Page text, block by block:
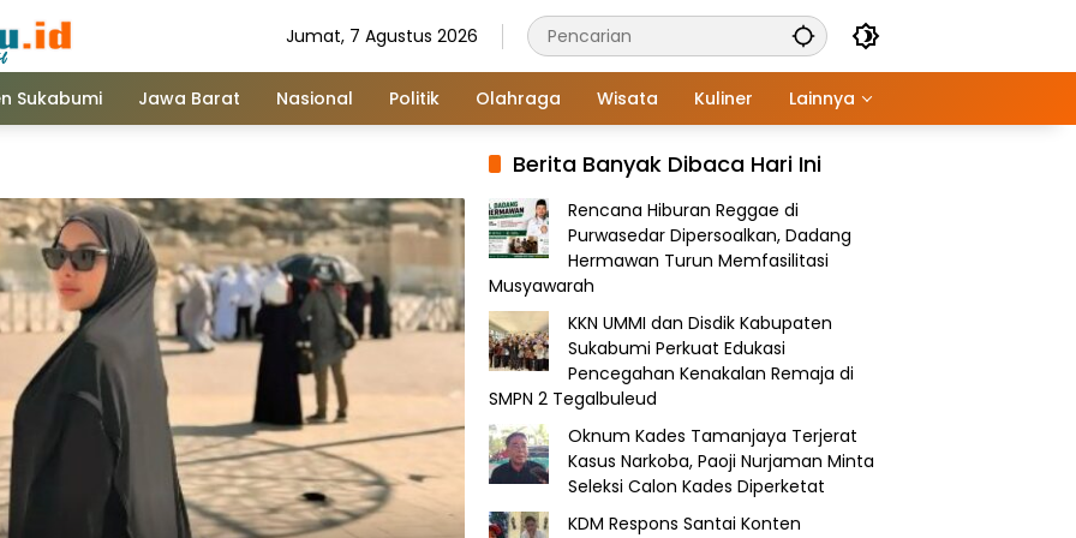
Jumat, 7 Agustus 2026
Sukabumi Jawa Barat Nasional Politik Olahraga Wisata Kuliner Lainnya
Berita Banyak Dibaca Hari Ini
Rencana Hiburan Reggae di
Purwasedar Dipersoalkan, Dadang
Hermawan Turun Memfasilitasi
Musyawarah
KKN UMMI dan Disdik Kabupaten
Sukabumi Perkuat Edukasi
Pencegahan Kenakalan Remaja di
SMPN 2 Tegalbuleud
Oknum Kades Tamanjaya Terjerat
Kasus Narkoba, Paoji Nurjaman Minta
Seleksi Calon Kades Diperketat
KDM Respons Santai Konten